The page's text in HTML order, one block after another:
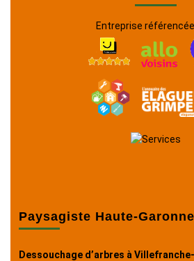
Entreprise
Paysagiste Haute-Garonne
Dessouchage d’arbres à